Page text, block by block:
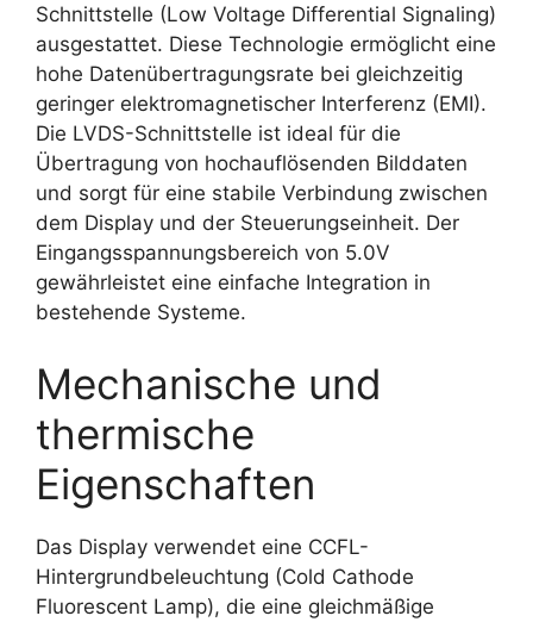
Schnittstelle (Low Voltage Differential Signaling)
ausgestattet. Diese Technologie ermöglicht eine
hohe Datenübertragungsrate bei gleichzeitig
geringer elektromagnetischer Interferenz (EMI).
Die LVDS-Schnittstelle ist ideal für die
Übertragung von hochauflösenden Bilddaten
und sorgt für eine stabile Verbindung zwischen
dem Display und der Steuerungseinheit. Der
Eingangsspannungsbereich von 5.0V
gewährleistet eine einfache Integration in
bestehende Systeme.
Mechanische und
thermische
Eigenschaften
Das Display verwendet eine CCFL-
Hintergrundbeleuchtung (Cold Cathode
Fluorescent Lamp), die eine gleichmäßige